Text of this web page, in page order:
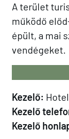
A terület
működő
épült, a mai
vendégeket.
Kezelő:
Kezelő
Kezelő